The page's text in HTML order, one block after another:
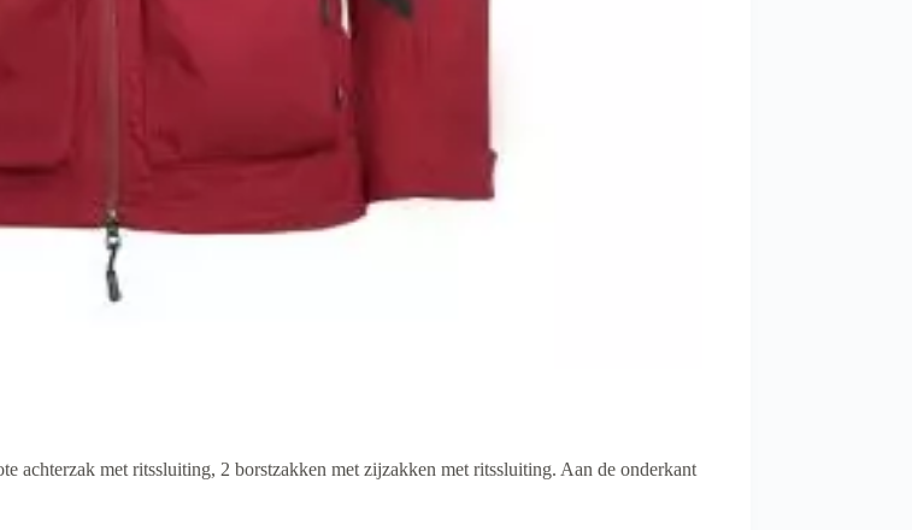
achterzak met ritssluiting, 2 borstzakken met zijzakken met ritssluiting. Aan de onderkant